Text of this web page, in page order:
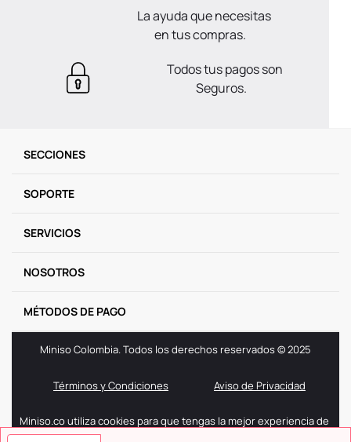
La ayuda que necesitas
en tus compras.
Todos tus pagos son
Seguros.
SECCIONES
SOPORTE
SERVICIOS
NOSOTROS
MÉTODOS DE PAGO
Miniso Colombia. Todos los derechos reservados © 2025
Términos y Condiciones Aviso de Privacidad
Miniso.co utiliza cookies para que tengas la mejor experiencia de
navegación. Si sigues navegando entendemos que aceptas